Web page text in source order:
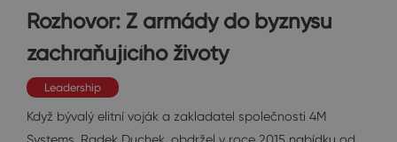
Rozhovor: Z armády do byznysu
zachraňujícího životy
Leadership
Když bývalý elitní voják a zakladatel společnosti 4M
Systems, Radek Duchek, obdržel v roce 2015 nabídku od